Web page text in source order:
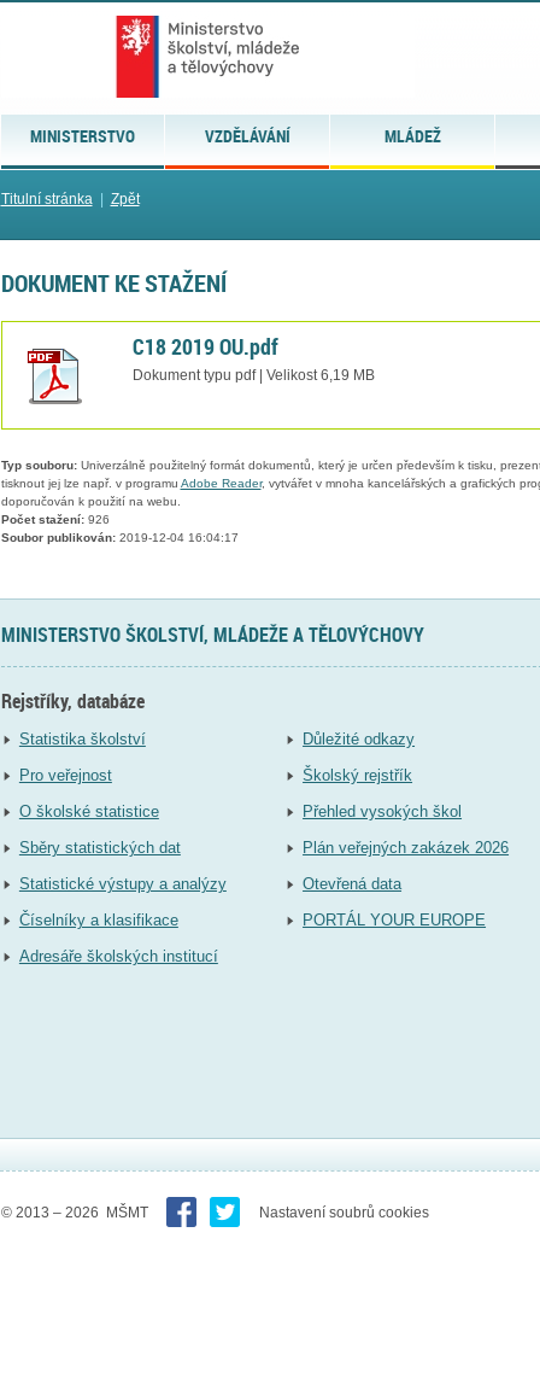
MINISTERSTVO VZDĚLÁVÁNÍ MLÁDEŽ
Titulní stránka| Zpět
DOKUMENT KE STAŽENÍ
C18 2019 OU.pdf
Dokument typu pdf | Velikost 6,19 MB
Typ souboru:Univerzálně použitelný formát dokumentů, který je určen především k tisku,
tisknout jej lze např. v programu Adobe Reader, vytvářet v mnoha kancelářských a grafických
doporučován k použití na webu.
Počet stažení:926
Soubor publikován:2019-12-04 16:04:17
MINISTERSTVO ŠKOLSTVÍ, MLÁDEŽE A TĚLOVÝCHOVY
Rejstříky, databáze
Statistika školství
Pro veřejnost
O školské statistice
Sběry statistických dat
Statistické výstupy a analýzy
Číselníky a klasifikace
Adresáře školských institucí
Důležité odkazy
Školský rejstřík
Přehled vysokých škol
Plán veřejných zakázek 2026
Otevřená data
PORTÁL YOUR EUROPE
© 2013 – 2026 MŠMT Nastavení soubrů cookies